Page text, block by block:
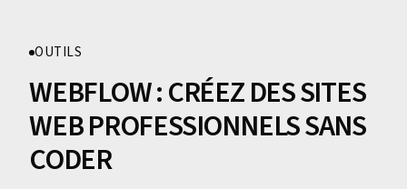
OUTILS
WEBFLOW : CRÉEZ DES SITES
WEB PROFESSIONNELS SANS
CODER